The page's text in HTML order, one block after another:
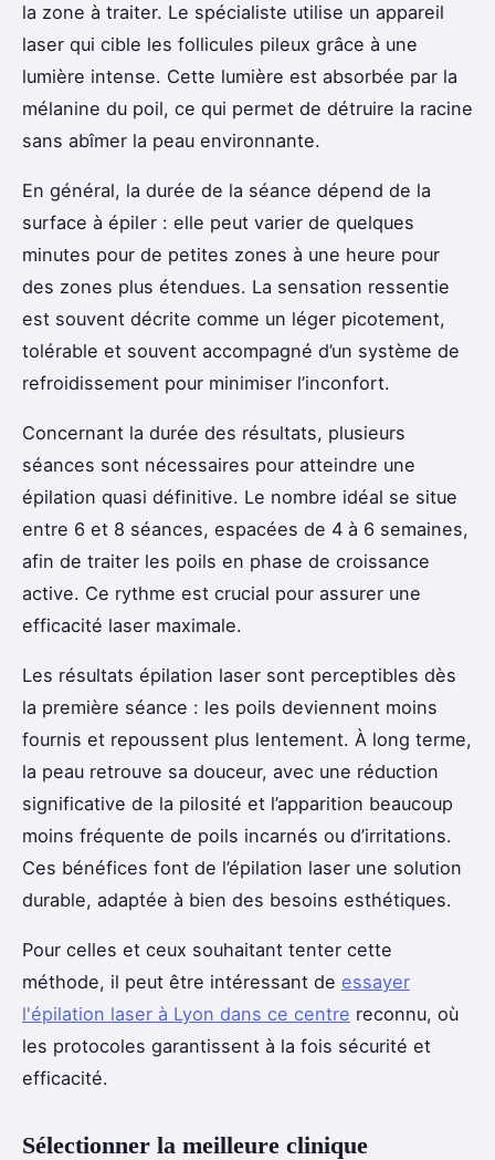
la zone à traiter. Le spécialiste utilise un appareil
laser qui cible les follicules pileux grâce à une
lumière intense. Cette lumière est absorbée par la
mélanine du poil, ce qui permet de détruire la racine
sans abîmer la peau environnante.
En général, la durée de la séance dépend de la
surface à épiler : elle peut varier de quelques
minutes pour de petites zones à une heure pour
des zones plus étendues. La sensation ressentie
est souvent décrite comme un léger picotement,
tolérable et souvent accompagné d’un système de
refroidissement pour minimiser l’inconfort.
Concernant la durée des résultats, plusieurs
séances sont nécessaires pour atteindre une
épilation quasi définitive. Le nombre idéal se situe
entre 6 et 8 séances, espacées de 4 à 6 semaines,
afin de traiter les poils en phase de croissance
active. Ce rythme est crucial pour assurer une
efficacité laser maximale.
Les résultats épilation laser sont perceptibles dès
la première séance : les poils deviennent moins
fournis et repoussent plus lentement. À long terme,
la peau retrouve sa douceur, avec une réduction
significative de la pilosité et l’apparition beaucoup
moins fréquente de poils incarnés ou d’irritations.
Ces bénéfices font de l’épilation laser une solution
durable, adaptée à bien des besoins esthétiques.
Pour celles et ceux souhaitant tenter cette
méthode, il peut être intéressant de essayer
l'épilation laser à Lyon dans ce centre reconnu, où
les protocoles garantissent à la fois sécurité et
efficacité.
Sélectionner la meilleure clinique